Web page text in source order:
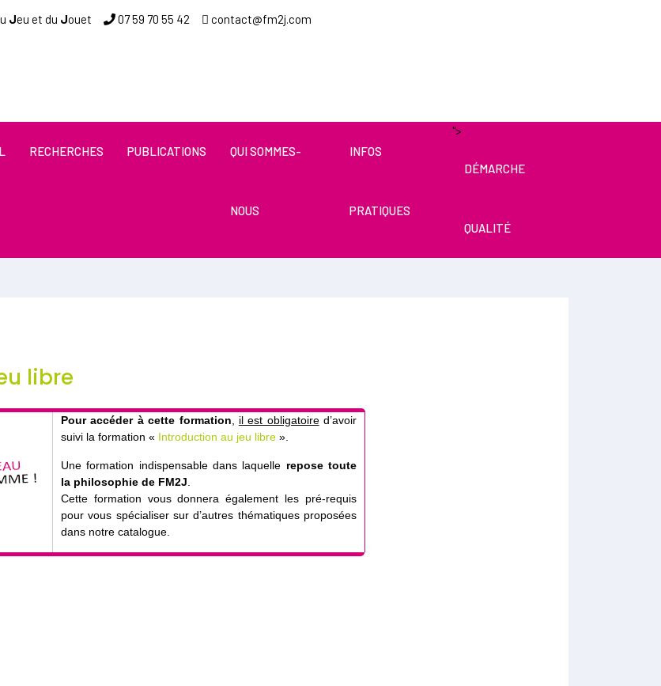
Jeu et du Jouet 07 59 70 55 42 contact@fm2j.com
RECHERCHES PUBLICATIONS QUI SOMMES-
NOUS
INFOS
PRATIQUES
">
DÉMARCHE
QUALITÉ
libre
Pour accéder à cette formation il est obligatoired’avoir
suivi la formation « Introduction au jeu libre ».
Une formation indispensable dans laquelle repose toute
la philosophie de FM2J
Cette formation vous donnera également les pré-requis
pour vous spécialiser sur d’autres thématiques proposées
dans notre catalogue.